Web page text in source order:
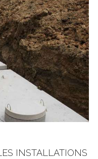
INSTALLATIONS